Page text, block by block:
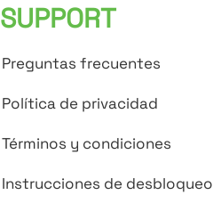
SUPPORT
Preguntas frecuentes
Política de privacidad
Términos y condiciones
Instrucciones de desbloqueo